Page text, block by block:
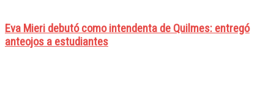
Eva Mieri debutó como intendenta de Quilmes: entregó
anteojos a estudiantes